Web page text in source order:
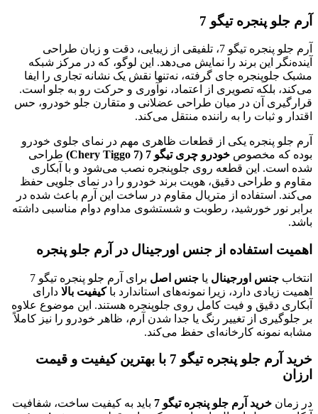
آرم جلو پنجره تیگو 7
آرم جلو پنجره تیگو 7، تلفیقی از زیبایی، دقت و زبان طراحی
آینده‌نگر این برند را نمایش می‌دهد. این لوگو، که در مرکز شبکه
مشبک جلوپنجره جای گرفته، نه‌تنها نقش یک نشانه تجاری را ایفا
می‌کند، بلکه تصویری از اعتماد، نوآوری و حرکت رو‌ به‌ جلو است.
قرارگیری آن در میان طراحی عضلانی و متقارن جلو خودرو، حس
اقتدار و ثبات را به راننده منتقل می‌کند.
آرم جلو پنجره یکی از قطعات ظاهری مهم در نمای جلوی خودرو
بوده که مخصوص خودرو چری تیگو 7 (Chery Tiggo 7)
طراحی
شده است. این قطعه روی جلوپنجره نصب می‌شود و با آبکاری
مقاوم و طراحی دقیق، هویت برند خودرو را در نمای جلویی حفظ
می‌کند. استفاده از متریال مقاوم در ساخت این آرم باعث شده در
برابر نور خورشید، رطوبت و شستشوی مداوم دوام مناسبی داشته
باشد.
اهمیت استفاده از جنس اورجینال در آرم جلو پنجره
انتخاب جنس اورجینال یا جنس اصل
برای آرم جلو پنجره تیگو 7
اهمیت زیادی دارد، زیرا نمونه‌های استاندارد باکیفیت بالا دارای
آبکاری دقیق و فیت کامل روی جلوپنجره هستند. این موضوع علاوه
بر جلوگیری از تغییر رنگ یا جدا شدن آرم، ظاهر خودرو را نیز کاملاً
مشابه نمونه کارخانه‌ای حفظ می‌کند.
خرید آرم جلو پنجره تیگو 7 با بهترین کیفیت و قیمت
ارزان
در زمان خرید آرم جلو پنجره تیگو 7
باید به کیفیت ساخت، شفافیت